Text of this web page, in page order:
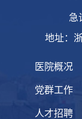
急
地址：
医院概况
党群工作
人才招聘